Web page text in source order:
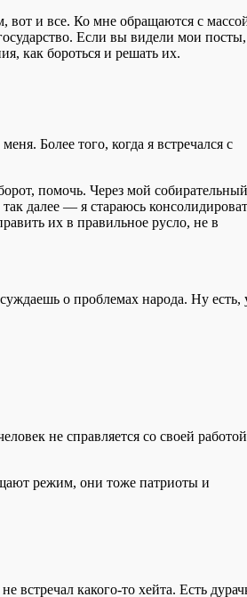
вот и все. Ко мне обращаются с
Если вы видели мои
как бороться и решать их.
Более того, когда я встречался с
помочь. Через мой собирательный
далее — я стараюсь
их в правильное русло, не в
о проблемах народа. Ну есть,
не справляется со своей
режим, они тоже патриоты и
встречал какого-то хейта. Есть